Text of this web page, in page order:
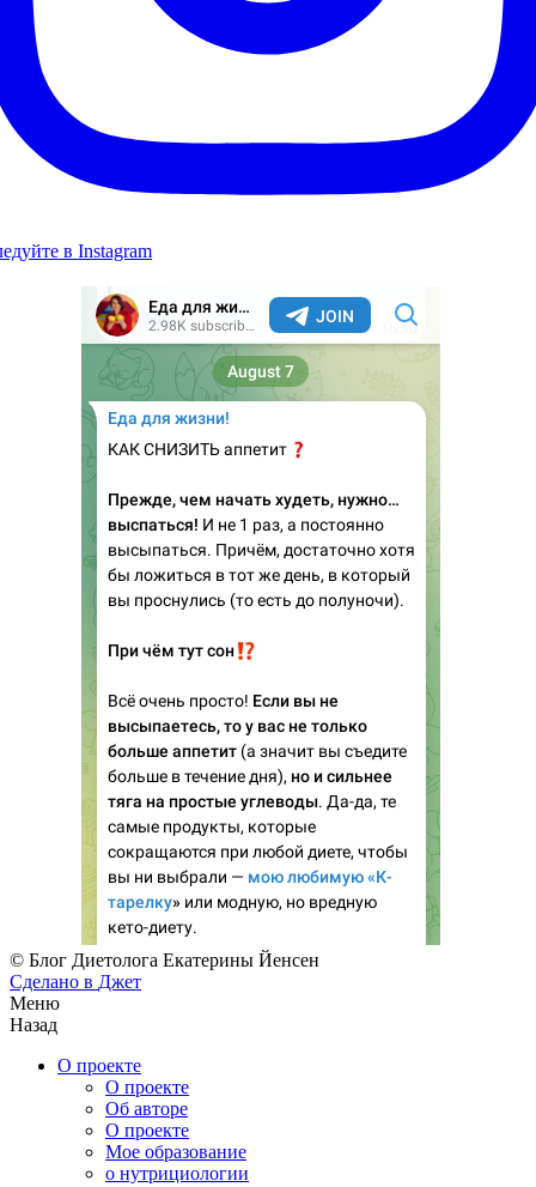
в Instagram
© Блог Диетолога Екатерины Йенсен
Сделано в Джет
Меню
Назад
О проекте
О проекте
Об авторе
О проекте
Мое образование
о нутрициологии